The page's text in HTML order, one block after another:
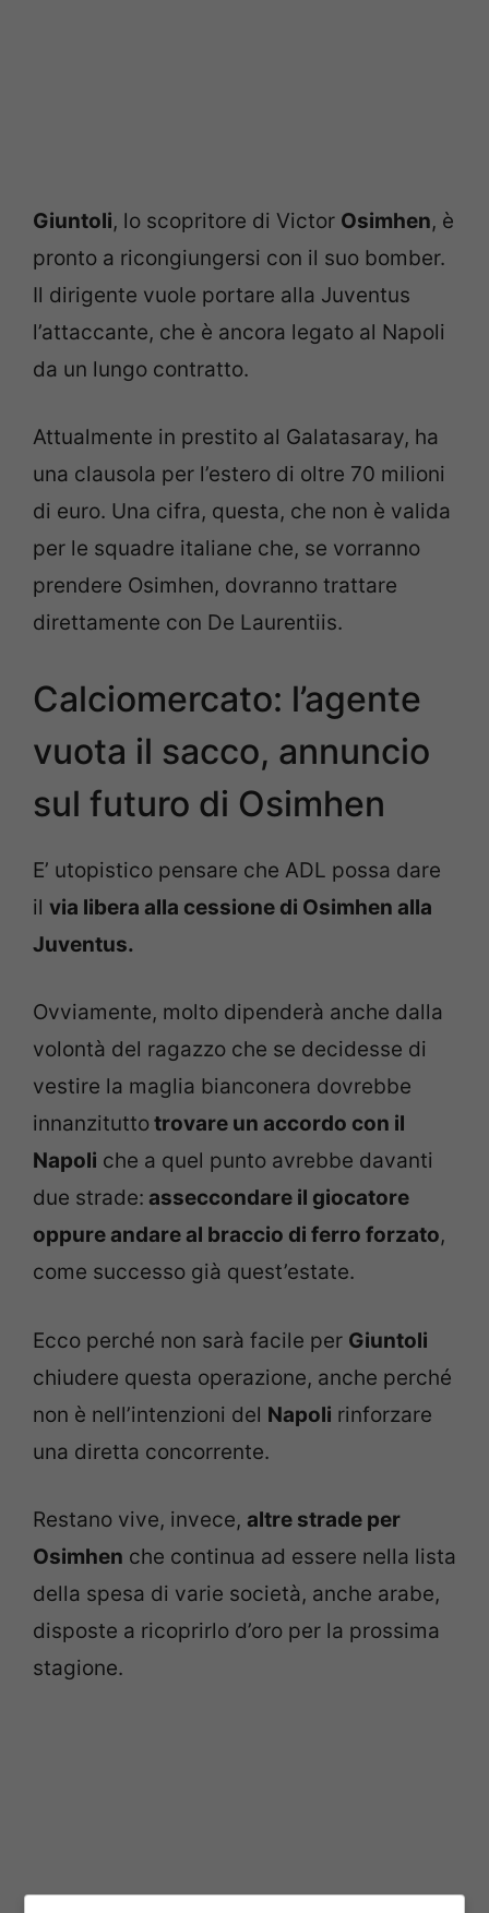
Giuntoli, lo scopritore di Victor Osimhen, è
pronto a ricongiungersi con il suo bomber.
Il dirigente vuole portare alla Juventus
l’attaccante, che è ancora legato al Napoli
da un lungo contratto.
Attualmente in prestito al Galatasaray, ha
una clausola per l’estero di oltre 70 milioni
di euro. Una cifra, questa, che non è valida
per le squadre italiane che, se vorranno
prendere Osimhen, dovranno trattare
direttamente con De Laurentiis.
Calciomercato: l’agente
vuota il sacco, annuncio
sul futuro di Osimhen
E’ utopistico pensare che ADL possa dare
il via libera alla cessione di Osimhen alla
Juventus.
Ovviamente, molto dipenderà anche dalla
volontà del ragazzo che se decidesse di
vestire la maglia bianconera dovrebbe
innanzituttotrovare un accordo con il
Napoli che a quel punto avrebbe davanti
due strade: asseccondare il giocatore
oppure andare al braccio di ferro forzato,
come successo già quest’estate.
Ecco perché non sarà facile per Giuntoli
chiudere questa operazione, anche perché
non è nell’intenzioni del Napoli rinforzare
una diretta concorrente.
Restano vive, invece, altre strade per
Osimhen che continua ad essere nella lista
della spesa di varie società, anche arabe,
disposte a ricoprirlo d’oro per la prossima
stagione.